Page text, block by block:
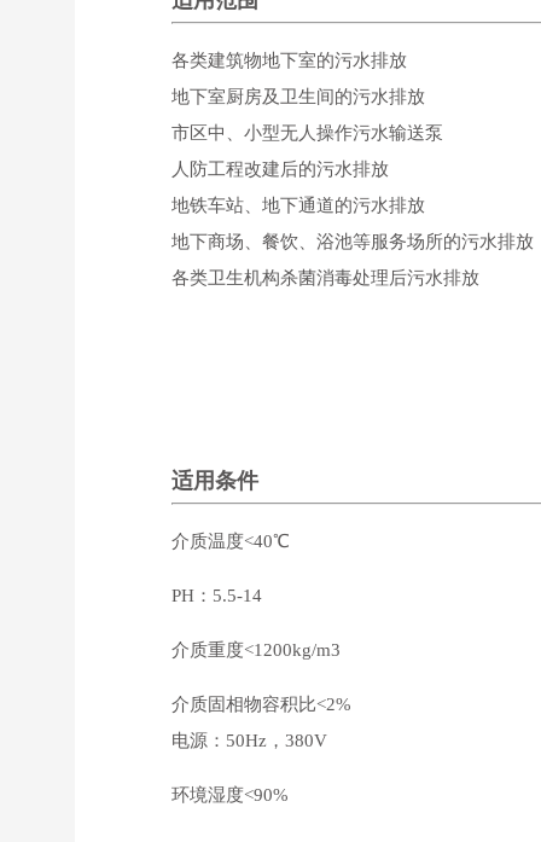
各类建筑物地下室的污水排放
地下室厨房及卫生间的污水排放
市区中、小型无人操作污水输送泵
人防工程改建后的污水排放
地铁车站、地下通道的污水排放
地下商场、餐饮、浴池等服务场所的污水排放
各类卫生机构杀菌消毒处理后污水排放
适用条件
介质温度<40℃
PH：5.5-14
介质重度<1200kg/m3
介质固相物容积比<2%
电源：50Hz，380V
环境湿度<90%